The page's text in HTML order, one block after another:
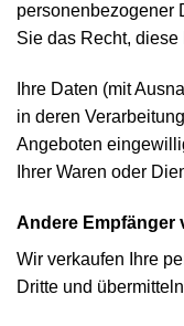
personenbezogener
Sie das Recht,
Ihre Daten (mit
in deren
Angeboten
Ihrer Waren oder
Andere Empfänger
Wir verkaufen Ihre
Dritte und